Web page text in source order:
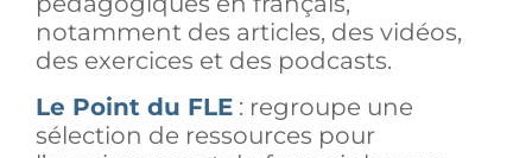
notamment des articles, des vidéos,
des exercices et des podcasts.
Le Point du FLE : regroupe une
sélection de ressources pour